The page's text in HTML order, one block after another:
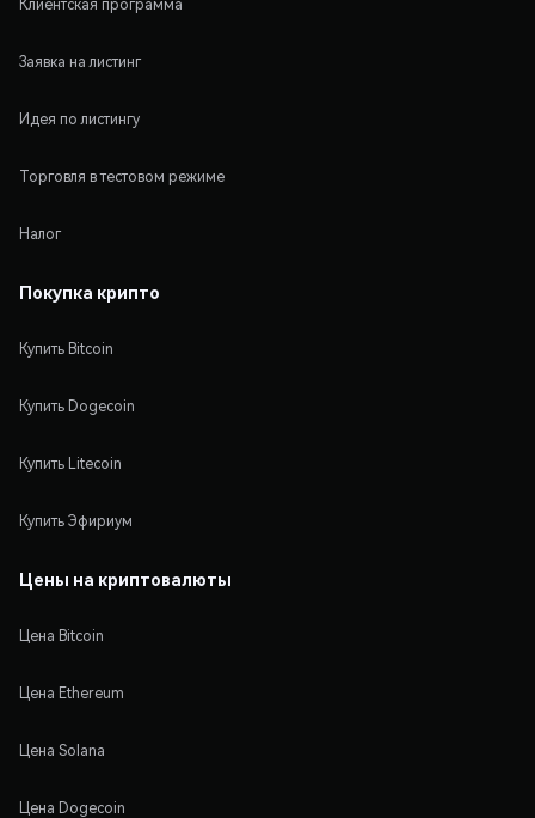
Клиентская программа
Заявка на листинг
Идея по листингу
Торговля в тестовом режиме
Налог
Покупка крипто
Купить Bitcoin
Купить Dogecoin
Купить Litecoin
Купить Эфириум
Цены на криптовалюты
Цена Bitcoin
Цена Ethereum
Цена Solana
Цена Dogecoin